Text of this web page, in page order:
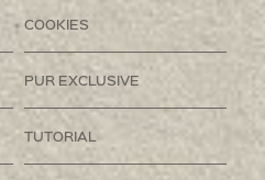
COOKIES
PUR EXCLUSIVE
TUTORIAL